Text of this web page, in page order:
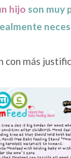
hijo son muy
con más